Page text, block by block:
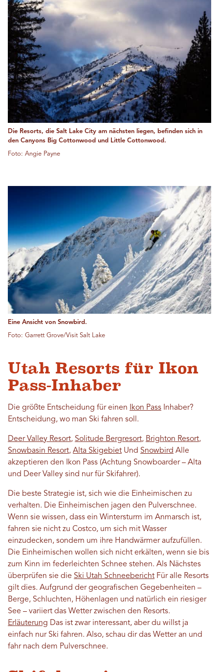
Die Resorts, die Salt Lake City am nächsten liegen, befinden sich in
den Canyons Big Cottonwood und Little Cottonwood.
Foto: Angie Payne
Eine Ansicht von Snowbird.
Foto: Garrett Grove/Visit Salt Lake
Utah Resorts für Ikon
Pass-Inhaber
Die größte Entscheidung für einen Ikon Pass Inhaber?
Entscheidung, wo man Ski fahren soll.
Deer Valley Resort, Solitude Bergresort, Brighton Resort,
Snowbasin Resort, Alta Skigebiet Und Snowbird Alle
akzeptieren den Ikon Pass (Achtung Snowboarder – Alta
und Deer Valley sind nur für Skifahrer).
Die beste Strategie ist, sich wie die Einheimischen zu
verhalten. Die Einheimischen jagen den Pulverschnee.
Wenn sie wissen, dass ein Wintersturm im Anmarsch ist,
fahren sie nicht zu Costco, um sich mit Wasser
einzudecken, sondern um ihre Handwärmer aufzufüllen.
Die Einheimischen wollen sich nicht erkälten, wenn sie bis
zum Kinn im federleichten Schnee stehen. Als Nächstes
überprüfen sie die Ski Utah Schneebericht Für alle Resorts
gilt dies. Aufgrund der geografischen Gegebenheiten –
Berge, Schluchten, Höhenlagen und natürlich ein riesiger
See – variiert das Wetter zwischen den Resorts.
Erläuterung Das ist zwar interessant, aber du willst ja
einfach nur Ski fahren. Also, schau dir das Wetter an und
fahr nach dem Pulverschnee.